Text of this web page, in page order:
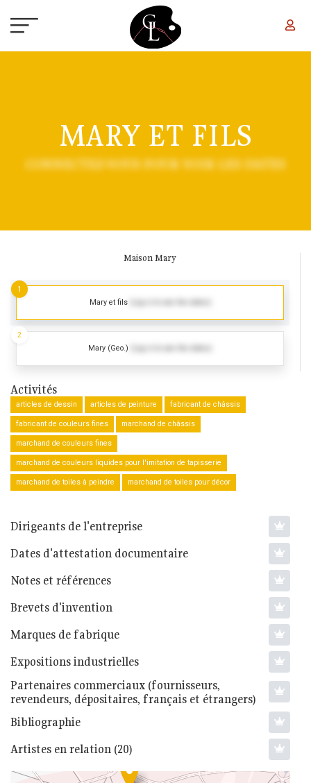
MARY ET FILS
CONNECTEZ-VOUS POUR VOIR LES DATES
Maison Mary
Mary et fils
1
Mary (Geo.)
2
Activités
articles de dessin articles de peinture fabricant de châssis
fabricant de couleurs fines marchand de châssis
marchand de couleurs fines
marchand de couleurs liquides pour l'imitation de tapisserie
marchand de toiles à peindre marchand de toiles pour décor
Dirigeants de l'entreprise
Dates d'attestation documentaire
Notes et références
Brevets d'invention
Marques de fabrique
Expositions industrielles
Partenaires commerciaux (fournisseurs,
revendeurs, dépositaires, français et étrangers)
Bibliographie
Artistes en relation (20)